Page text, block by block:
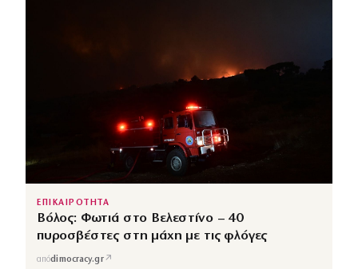
ΕΠΙΚΑΙΡΟΤΗΤΑ
Βόλος: Φωτιά στο Βελεστίνο – 40
πυροσβέστες στη μάχη με τις φλόγες
απόdimocracy.gr↗